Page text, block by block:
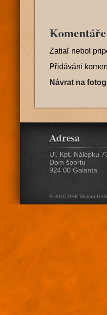
Komentáře
Zatiaľ nebol
Přidávání
Návrat na
Adresa
Ul. Kpt. Nálepku
Dom športu
924 00 Galanta
© 2016 MKK Slovan